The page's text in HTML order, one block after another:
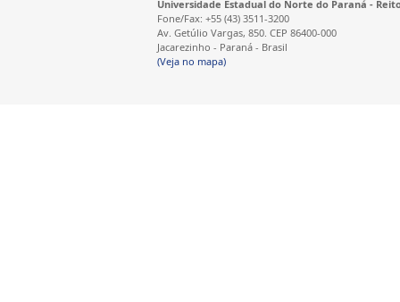
Universidade Estadual do Norte do Paraná -
Fone/Fax: +55 (43) 3511-3200
Av. Getúlio Vargas, 850. CEP 86400-000
Jacarezinho - Paraná - Brasil
(Veja no mapa)